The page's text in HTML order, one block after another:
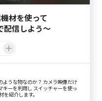
材を使って
信しよう〜
ような物なのか？ カメラ映像だけ
キーを利用し スイッチャーを使っ
を紹介します。